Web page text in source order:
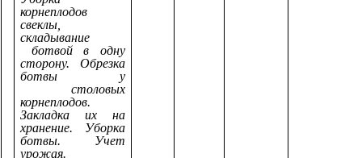
корнеплодов
свеклы,
складывание
ботвой в одну
сторону. Обрезка
ботвы у
столовых
корнеплодов.
Закладка их на
хранение. Уборка
ботвы. Учет
урожая.